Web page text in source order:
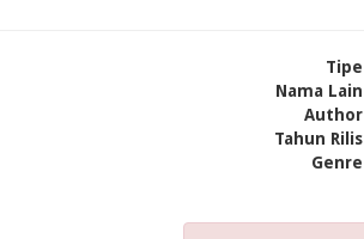
Tipe
Nama Lain
Author
Tahun Rilis
Genre